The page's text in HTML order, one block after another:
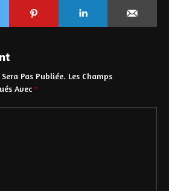
Pas Publiée. Les Champs
Avec *